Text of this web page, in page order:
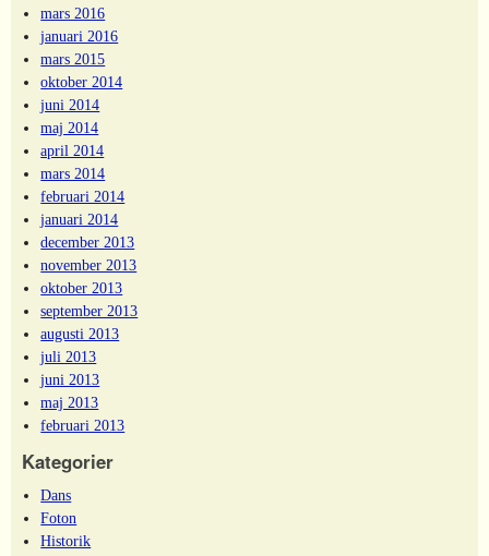
mars 2016
januari 2016
mars 2015
oktober 2014
juni 2014
maj 2014
april 2014
mars 2014
februari 2014
januari 2014
december 2013
november 2013
oktober 2013
september 2013
augusti 2013
juli 2013
juni 2013
maj 2013
februari 2013
Kategorier
Dans
Foton
Historik